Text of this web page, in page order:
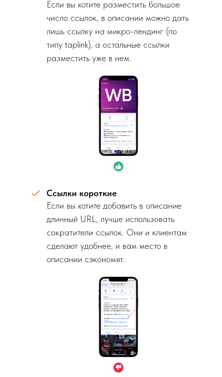
Если вы хотите разместить большое
число ссылок, в описании можно дать
лишь ссылку на микро-лендинг (по
типу taplink), а остальные ссылки
разместить уже в нем.
Ссылки короткие
Если вы хотите добавить в описание
длинный URL, лучше использовать
сократители ссылок. Они и клиентам
сделают удобнее, и вам место в
описании сэкономят.